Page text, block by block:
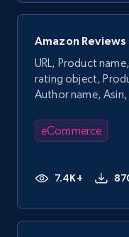
Amazon Reviews
URL, Product
rating object,
Author name,
eCommerce
7.4K+